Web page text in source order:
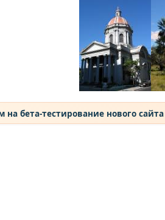
на бета-тестирование нового